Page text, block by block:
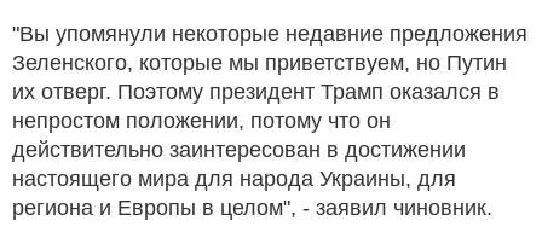
"Вы упомянули некоторые недавние предложения
Зеленского, которые мы приветствуем, но Путин
их отверг. Поэтому президент Трамп оказался в
непростом положении, потому что он
действительно заинтересован в достижении
настоящего мира для народа Украины, для
региона и Европы в целом", - заявил чиновник.